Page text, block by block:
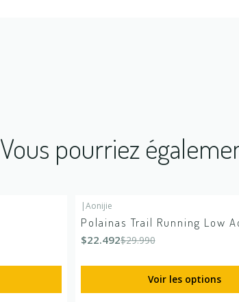
Vous pourriez
-25%
|Aonijie
Polainas Trail Running Low
$22.492$29.990
Voir les options